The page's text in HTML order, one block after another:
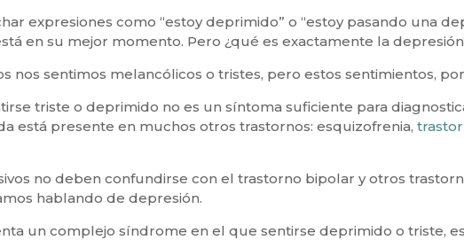
expresiones como “estoy deprimido” o “estoy pasando una
en su mejor momento. Pero ¿qué es exactamente la
nos sentimos melancólicos o tristes, pero estos sentimientos,
triste o deprimido no es un síntoma suficiente para
está presente en muchos otros trastornos: esquizofrenia,
no deben confundirse con el trastorno bipolar y otros
hablando de depresión.
un complejo síndrome en el que sentirse deprimido o triste,